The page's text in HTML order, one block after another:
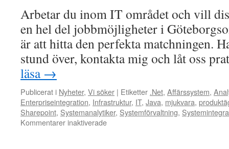
Arbetar du inom IT området och vill
en hel del jobbmöjligheter i
är att hitta den perfekta matchningen.
stund över, kontakta mig och låt oss
läsa →
Publicerat i Nyheter, Vi söker | Etiketter .Net, Affärssystem,
Enterpriseintegration, Infrastruktur, IT, Java, mjukvara,
Sharepoint, Systemanalytiker, Systemförvaltning,
Kommentarer inaktiveradeför